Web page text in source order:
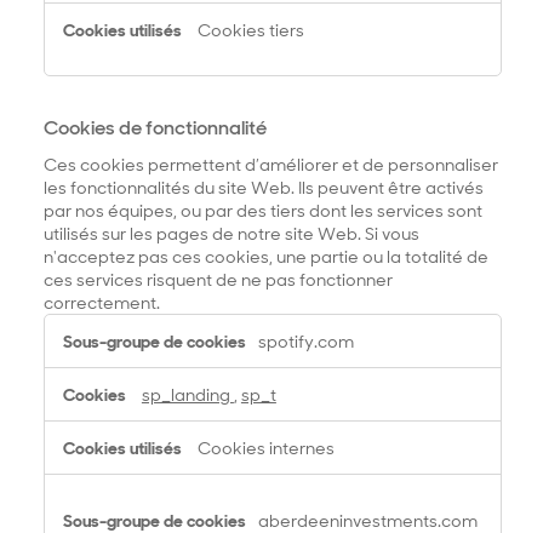
Cookies tiers
Cookies de fonctionnalité
Ces cookies permettent d’améliorer et de personnaliser
les fonctionnalités du site Web. Ils peuvent être activés
par nos équipes, ou par des tiers dont les services sont
utilisés sur les pages de notre site Web. Si vous
n'acceptez pas ces cookies, une partie ou la totalité de
ces services risquent de ne pas fonctionner
correctement.
C
o
i
s
spotify.com
sp_landing sp_t
Cookies internes
aberdeeninvestments.com